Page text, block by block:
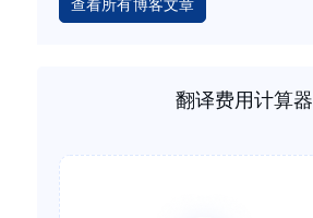
查看所有博客文章
翻译费用计算器